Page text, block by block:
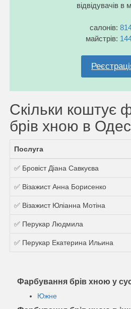
відвідувачів в
салонів:
майстрів:
Скільки коштує
брів хною в
Послуга
✅ Бровіст Діана Савкуєва
✅ Візажист Анна Борисенко
✅ Візажист Юліанна Мотіна
✅ Перукар Людмила
✅ Перукар Екатерина Ильина
Фарбування брів хною у
Южне